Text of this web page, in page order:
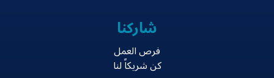
شاركنا
فرص العمل
كن شريكاً لنا